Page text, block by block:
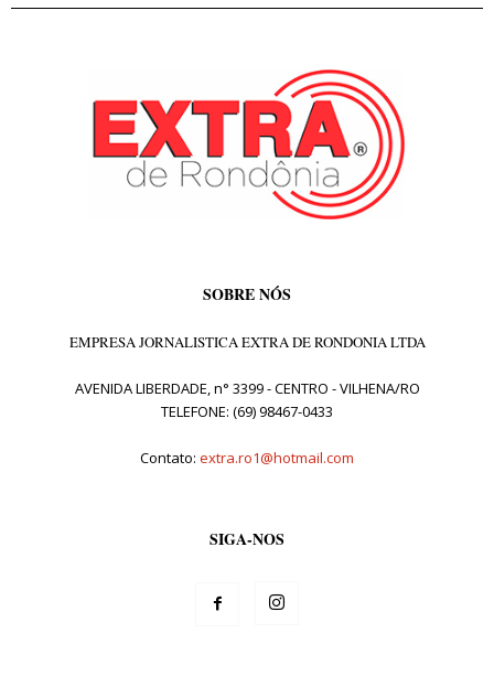
SOBRE NÓS
EMPRESA JORNALISTICA EXTRA DE RONDONIA LTDA
AVENIDA LIBERDADE, n° 3399 - CENTRO - VILHENA/RO
TELEFONE: (69) 98467-0433
Contato: extra.ro1@hotmail.com
SIGA-NOS